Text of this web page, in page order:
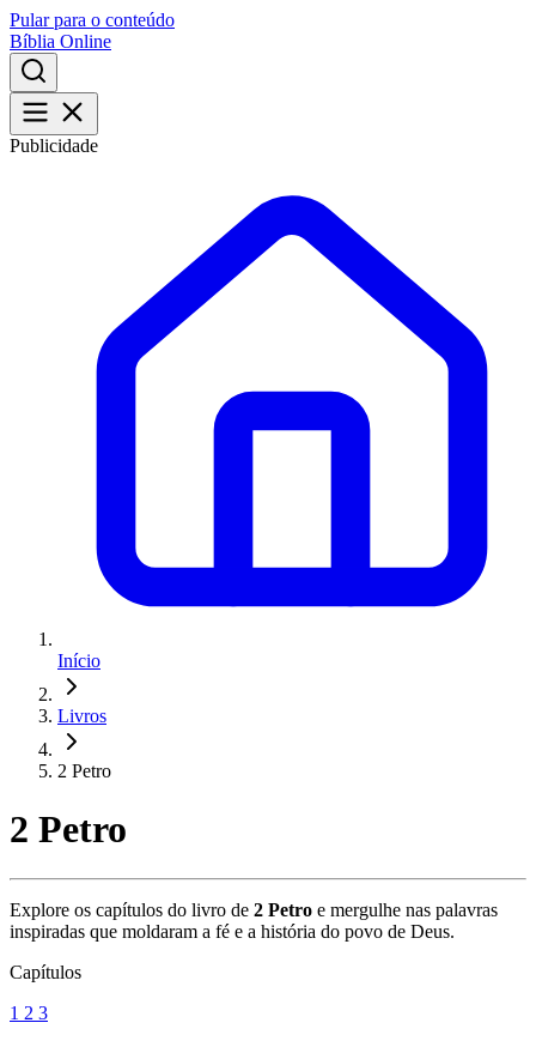
Pular para o conteúdo
Bíblia Online
Publicidade
Início
Livros
2 Petro
2 Petro
Explore os capítulos do livro de 2 Petro e mergulhe nas palavras
inspiradas que moldaram a fé e a história do povo de Deus.
Capítulos
1 2 3